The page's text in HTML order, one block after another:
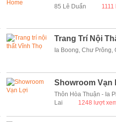
85 Lê Duẩn
Trang Trí Nội
Ia Boong, Chư Prông,
Showroom Vạn
Thôn Hòa Thuận - Ia
Lai
1248 lượt